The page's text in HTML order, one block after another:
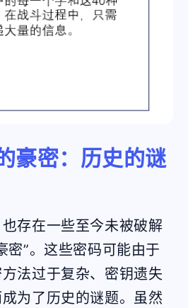
豪密：历史的谜
存在一些至今未被破解
密”。这些密码可能由于
法过于复杂、密钥遗失
为了历史的谜题。虽然